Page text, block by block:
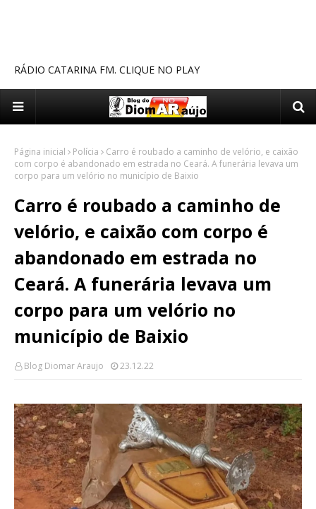
RÁDIO CATARINA FM. CLIQUE NO PLAY
Página inicial Polícia
Carro é roubado a caminho de velório, e caixão
com corpo é abandonado em estrada no Ceará. A funerária levava um
corpo para um velório no município de Baixio
Carro é roubado a caminho de
velório, e caixão com corpo é
abandonado em estrada no
Ceará. A funerária levava um
corpo para um velório no
município de Baixio
Blog Diomar Araujo 23.12.22